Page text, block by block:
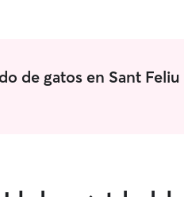
servicio
sus
ambiente
de gatos en Sant Feliu